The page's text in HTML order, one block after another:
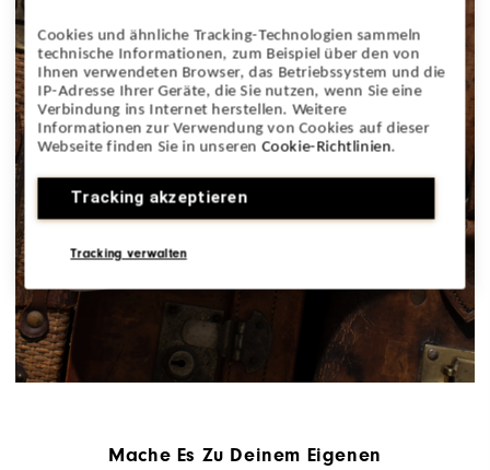
Cookies und ähnliche Tracking-Technologien sammeln
technische Informationen, zum Beispiel über den von
Ihnen verwendeten Browser, das Betriebssystem und die
IP-Adresse Ihrer Geräte, die Sie nutzen, wenn Sie eine
Verbindung ins Internet herstellen. Weitere
Informationen zur Verwendung von Cookies auf dieser
Webseite finden Sie in unserenCookie-Richtlinien.
Tracking akzeptieren
Tracking verwalten
Mache Es Zu Deinem Eigenen